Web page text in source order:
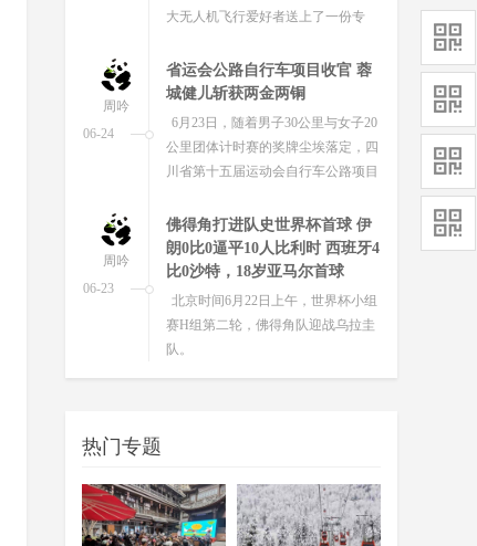
大无人机飞行爱好者送上了一份专
江...
06-24
周吟
省运会公路自行车项目收官 蓉
城健儿斩获两金两铜
6月23日，随着男子30公里与女子20
公里团体计时赛的奖牌尘埃落定，四
川省第十五届运动会自行车公路项目
06-23
周吟
佛得角打进队史世界杯首球 伊
朗0比0逼平10人比利时 西班牙4
比0沙特，18岁亚马尔首球
北京时间6月22日上午，世界杯小组
赛H组第二轮，佛得角队迎战乌拉圭
队。
06-23
“奔奔”来啦！四川省第十一届
六届特殊奥林匹克运动会将于2026年
9月在广安、内江、宜宾举办。
雨过天晴 绝美画卷 成都再
热门专题